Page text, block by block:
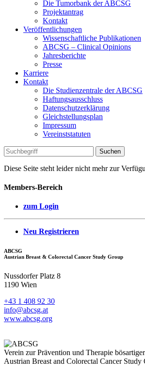
Die Tumorbank der ABCSG
Projektantrag
Kontakt
Veröffentlichungen
Wissenschaftliche Publikationen
ABCSG – Clinical Opinions
Jahresberichte
Presse
Karriere
Kontakt
Die Studienzentrale der ABCSG
Haftungsausschluss
Datenschutzerklärung
Gleichstellungsplan
Impressum
Vereinststatuten
Diese Seite steht leider nicht mehr zur
Members-Bereich
zum Login
Neu Registrieren
ABCSG
Austrian Breast & Colorectal Cancer Study Group
Nussdorfer Platz 8
1190 Wien
+43 1 408 92 30
info@abcsg.at
www.abcsg.org
Verein zur Prävention und Therapie
Austrian Breast and Colorectal Cancer